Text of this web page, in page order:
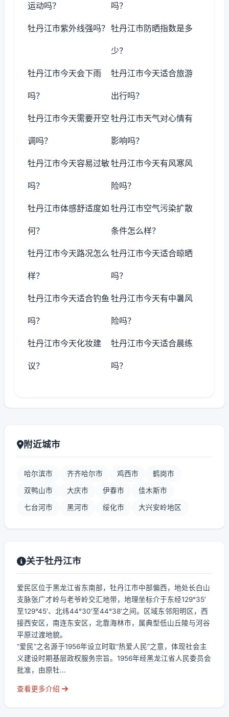
运动吗？ 吗？
牡丹江市紫外线强吗？ 牡丹江市防晒指数是多
少？
牡丹江市今天会下雨
吗？
牡丹江市今天适合旅游
出行吗？
牡丹江市今天需要开空
调吗？
牡丹江市天气对心情有
影响吗？
牡丹江市今天容易过敏
吗？
牡丹江市今天有风寒风
险吗？
牡丹江市体感舒适度如
何？
牡丹江市空气污染扩散
条件怎么样？
牡丹江市今天路况怎么
样？
牡丹江市今天适合晾晒
吗？
牡丹江市今天适合钓鱼
吗？
牡丹江市今天有中暑风
险吗？
牡丹江市今天化妆建
议？
牡丹江市今天适合晨练
吗？
附近城市
哈尔滨市 齐齐哈尔市 鸡西市 鹤岗市
双鸭山市 大庆市 伊春市 佳木斯市
七台河市 黑河市 绥化市 大兴安岭地区
关于牡丹江市
爱民区位于黑龙江省东南部，牡丹江市中部偏西，地处长白山
支脉张广才岭与老爷岭交汇地带，地理坐标介于东经129°35′
至129°45′、北纬44°30′至44°38′之间。区域东邻阳明区，西
接西安区，南连东安区，北靠海林市，属典型低山丘陵与河谷
平原过渡地貌。
“爱民”之名源于1956年设立时取“热爱人民”之意，体现社会主
义建设时期基层政权服务宗旨。1956年经黑龙江省人民委员会
批准，由原牡...
查看更多介绍